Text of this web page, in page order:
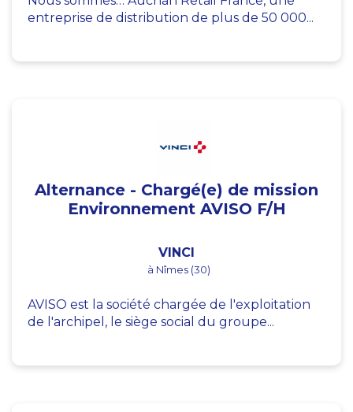
entreprise de distribution de plus de 50 000...
Alternance - Chargé(e) de mission
Environnement AVISO F/H
VINCI
à Nîmes (30)
AVISO est la société chargée de l'exploitation
de l'archipel, le siège social du groupe...